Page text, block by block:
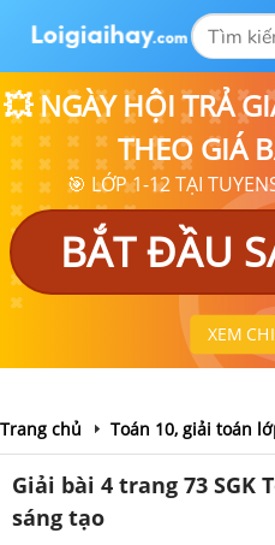
💥 NGÀY HỘI TRẢ
THEO GIÁ
🎯 LỚP 1-12 TẠI
BẮT ĐẦU
XEM
Trang chủ Toán 10, giải toán
Giải bài 4 trang 73 SGK
sáng tạo